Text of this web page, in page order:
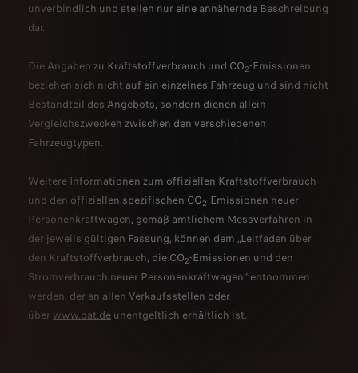
unverbindlich und stellen nur eine annähernde Beschreibung
dar.
Die Angaben zu Kraftstoffverbrauch und CO2-Emissionen
beziehen sich nicht auf ein einzelnes Fahrzeug und sind nicht
Bestandteil des Angebots, sondern dienen allein
Vergleichszwecken zwischen den verschiedenen
Fahrzeugtypen.
Weitere Informationen zum offiziellen Kraftstoffverbrauch
und den offiziellen spezifischen CO2-Emissionen neuer
Personenkraftwagen, gemäß amtlichem Messverfahren in
der jeweils gültigen Fassung, können dem „Leitfaden über
den Kraftstoffverbrauch, die CO2-Emissionen und den
Stromverbrauch neuer Personenkraftwagen“ entnommen
werden, der an allen Verkaufsstellen oder
über www.dat.de unentgeltlich erhältlich ist.